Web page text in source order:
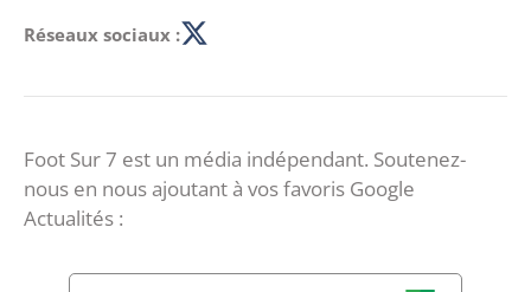
Réseaux sociaux :
Foot Sur 7 est un média indépendant. Soutenez-
nous en nous ajoutant à vos favoris Google
Actualités :